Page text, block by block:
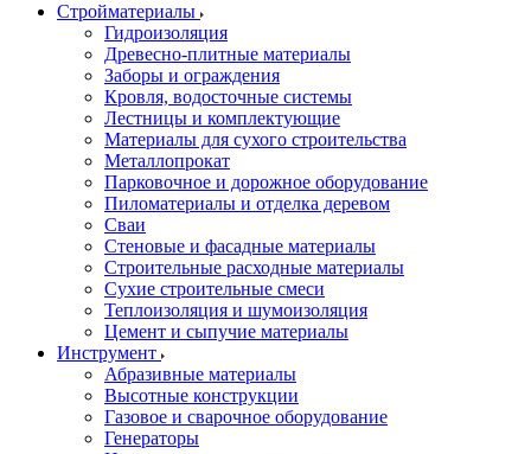
Стройматериалы
Гидроизоляция
Древесно-плитные материалы
Заборы и ограждения
Кровля, водосточные системы
Лестницы и комплектующие
Материалы для сухого строительства
Металлопрокат
Парковочное и дорожное оборудование
Пиломатериалы и отделка деревом
Сваи
Стеновые и фасадные материалы
Строительные расходные материалы
Сухие строительные смеси
Теплоизоляция и шумоизоляция
Цемент и сыпучие материалы
Инструмент
Абразивные материалы
Высотные конструкции
Газовое и сварочное оборудование
Генераторы